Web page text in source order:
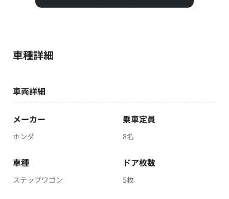
車種詳細
車両詳細
メーカー
ホンダ
乗車定員
8名
車種
ステップワゴン
ドア枚数
5枚